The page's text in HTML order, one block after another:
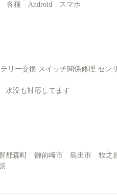
各種　Android　スマホ
リー交換 スイッチ関係修理 セン
水没も対応してます
郡森町　御前崎市　島田市　牧